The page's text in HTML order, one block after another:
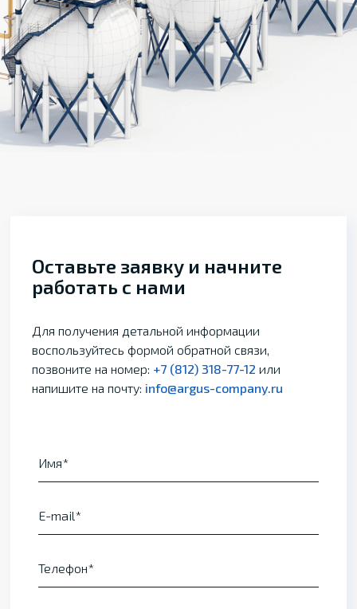
Оставьте заявку и начните
работать с нами
Для получения детальной информации
воспользуйтесь формой обратной связи,
позвоните на номер: +7 (812) 318-77-12 или
напишите на почту: info@argus-company.ru
Имя
E-mail
Телефон